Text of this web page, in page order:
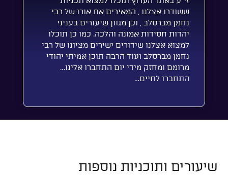
ששודרו אצלנו , המאירים את אורו של רבי
נחמן מברסלב , וכן מגוון שיעורים בעניני
יהדות חסידות אמונה והלכה. כמו כן תוכלו
למצוא אצלנו שידורים ישירים מציונו של רבי
נחמן מברסלב ועוד הרבה תוכן אמיתי יהודי
מרומם ומחזק מידי יום התחברו אלינו…
התחברו לחיים…
שיעורים ותוכניות נוספות